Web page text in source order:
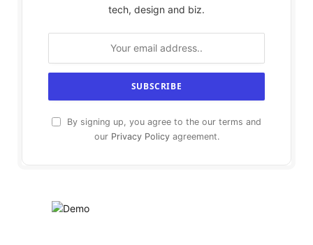
tech, design and biz.
By signing up, you agree to the our terms and
our Privacy Policyagreement.